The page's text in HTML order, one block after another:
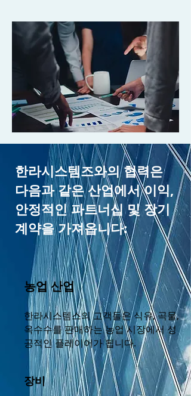
한라시스템즈와의 협력은
다음과 같은 산업에서 이익,
안정적인 파트너십 및 장기
계약을 가져옵니다:
농업 산업
한라시스템스의 고객들은 식유, 곡물,
옥수수를 판매하는 농업 시장에서 성
공적인 플레이어가 됩니다.
장비